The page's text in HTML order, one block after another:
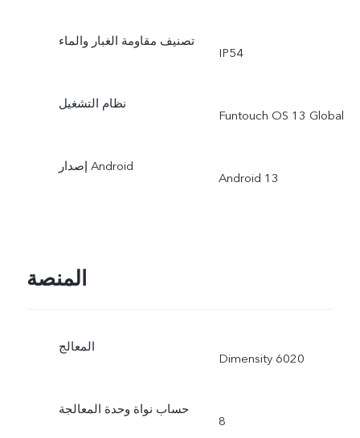
تصنيف مقاومة الغبار والماء
IP54
نظام التشغيل
Funtouch OS 13 Global
إصدار Android
Android 13
المنصة
المعالج
Dimensity 6020
حساب نواة وحدة المعالجة
8